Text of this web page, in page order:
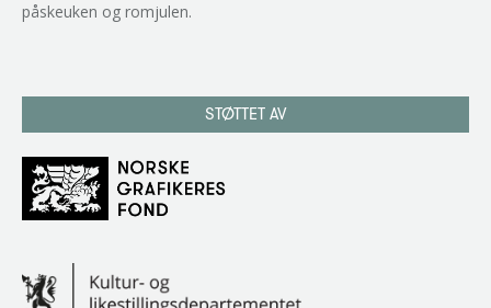
påskeuken og romjulen.
STØTTET AV